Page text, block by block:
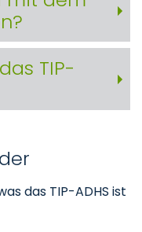
TIP-
das TIP-ADHS ist